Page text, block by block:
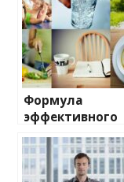
Формула
эффективного
формирования
полезных
привычек